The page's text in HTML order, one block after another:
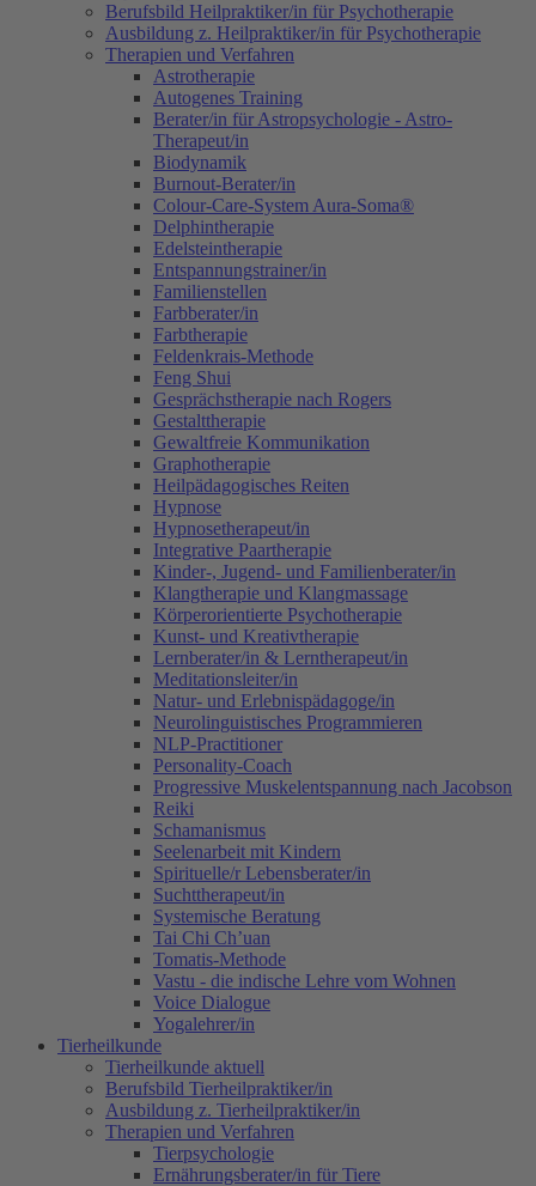
Berufsbild Heilpraktiker/in für Psychotherapie
Ausbildung z. Heilpraktiker/in für Psychotherapie
Therapien und Verfahren
Astrotherapie
Autogenes Training
Berater/in für Astropsychologie - Astro-
Therapeut/in
Biodynamik
Burnout-Berater/in
Colour-Care-System Aura-Soma®
Delphintherapie
Edelsteintherapie
Entspannungstrainer/in
Familienstellen
Farbberater/in
Farbtherapie
Feldenkrais-Methode
Feng Shui
Gesprächstherapie nach Rogers
Gestalttherapie
Gewaltfreie Kommunikation
Graphotherapie
Heilpädagogisches Reiten
Hypnose
Hypnosetherapeut/in
Integrative Paartherapie
Kinder-, Jugend- und Familienberater/in
Klangtherapie und Klangmassage
Körperorientierte Psychotherapie
Kunst- und Kreativtherapie
Lernberater/in & Lerntherapeut/in
Meditationsleiter/in
Natur- und Erlebnispädagoge/in
Neurolinguistisches Programmieren
NLP-Practitioner
Personality-Coach
Progressive Muskelentspannung nach Jacobson
Reiki
Schamanismus
Seelenarbeit mit Kindern
Spirituelle/r Lebensberater/in
Suchttherapeut/in
Systemische Beratung
Tai Chi Ch’uan
Tomatis-Methode
Vastu - die indische Lehre vom Wohnen
Voice Dialogue
Yogalehrer/in
Tierheilkunde
Tierheilkunde aktuell
Berufsbild Tierheilpraktiker/in
Ausbildung z. Tierheilpraktiker/in
Therapien und Verfahren
Tierpsychologie
Ernährungsberater/in für Tiere